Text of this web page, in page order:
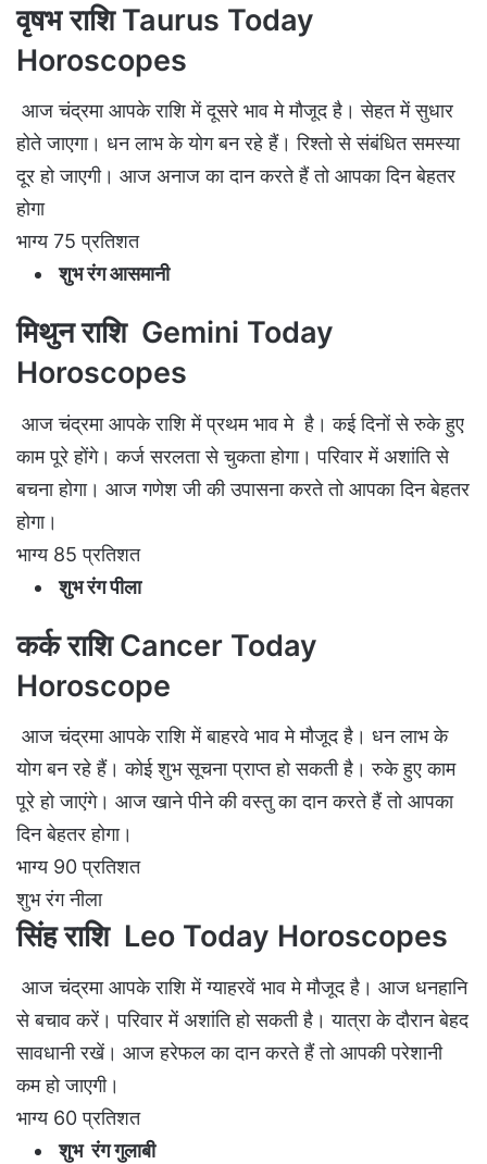
वृषभ राशि Taurus Today
Horoscopes
आज चंद्रमा आपके राशि में दूसरे भाव मे मौजूद है। सेहत में सुधार
होते जाएगा। धन लाभ के योग बन रहे हैं। रिश्तो से संबंधित समस्या
दूर हो जाएगी। आज अनाज का दान करते हैं तो आपका दिन बेहतर
होगा
भाग्य 75 प्रतिशत
शुभ रंग आसमानी
मिथुन राशि Gemini Today
Horoscopes
आज चंद्रमा आपके राशि में प्रथम भाव मे है। कई दिनों से रुके हुए
काम पूरे होंगे। कर्ज सरलता से चुकता होगा। परिवार में अशांति से
बचना होगा। आज गणेश जी की उपासना करते तो आपका दिन बेहतर
होगा।
भाग्य 85 प्रतिशत
शुभ रंग पीला
कर्क राशि Cancer Today
Horoscope
आज चंद्रमा आपके राशि में बाहरवे भाव मे मौजूद है। धन लाभ के
योग बन रहे हैं। कोई शुभ सूचना प्राप्त हो सकती है। रुके हुए काम
पूरे हो जाएंगे। आज खाने पीने की वस्तु का दान करते हैं तो आपका
दिन बेहतर होगा।
भाग्य 90 प्रतिशत
शुभ रंग नीला
सिंह राशि Leo Today Horoscopes
आज चंद्रमा आपके राशि में ग्याहरवें भाव मे मौजूद है। आज धनहानि
से बचाव करें। परिवार में अशांति हो सकती है। यात्रा के दौरान बेहद
सावधानी रखें। आज हरेफल का दान करते हैं तो आपकी परेशानी
कम हो जाएगी।
भाग्य 60 प्रतिशत
शुभ रंग गुलाबी